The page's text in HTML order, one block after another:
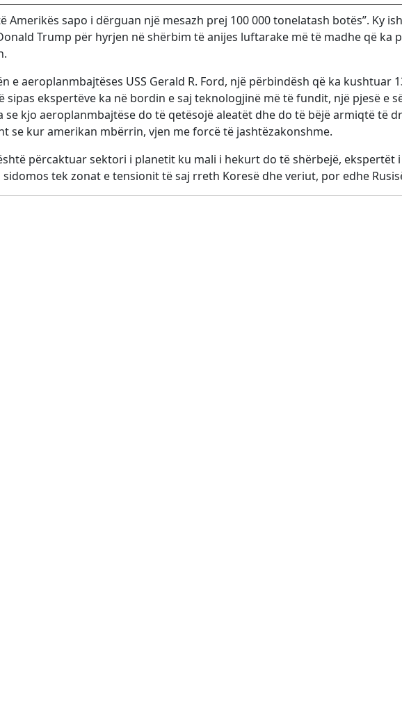
Amerikës sapo i dërguan një mesazh prej 100 000 tonelatash botës”. Ky
Trump për hyrjen në shërbim të anijes luftarake më të madhe që ka
e aeroplanmbajtëses USS Gerald R. Ford, një përbindësh që ka kushtuar
sipas ekspertëve ka në bordin e saj teknologjinë më të fundit, një pjesë e
se kjo aeroplanmbajtëse do të qetësojë aleatët dhe do të bëjë armiqtë të
se kur amerikan mbërrin, vjen me forcë të jashtëzakonshme.
përcaktuar sektori i planetit ku mali i hekurt do të shërbejë, ekspertët
tek zonat e tensionit të saj rreth Koresë dhe veriut, por edhe